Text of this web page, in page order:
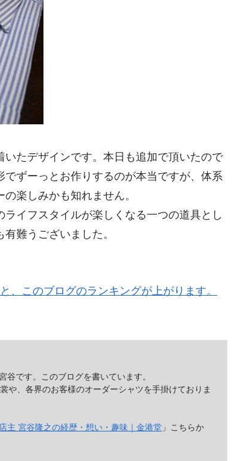
たデザインです。本日も追加で頂いたので
ずーっとお作りするのが本当ですが、体系
楽しみかも知れません。
イフスタイルが楽しくなる一つの道具とし
難うございました。
、このブログのランキングが上がります。
です。このブログを書いています。
や、各界のお客様のオーダーシャツを手掛けておりま
主 宮谷隆之の経歴・想い・趣味｜金港堂 」こちらか